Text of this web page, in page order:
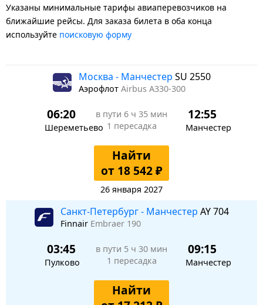
Указаны минимальные тарифы авиаперевозчиков на
ближайшие рейсы. Для заказа билета в оба конца
используйте поисковую форму
Москва - Манчестер SU 2550
Аэрофлот Airbus A330-300
06:20
Шереметьево
в пути 6 ч 35 мин
1 пересадка
12:55
Манчестер
Найти
от 18 542 ₽
26 января 2027
Санкт-Петербург - Манчестер AY 704
Finnair Embraer 190
03:45
Пулково
в пути 5 ч 30 мин
1 пересадка
09:15
Манчестер
Найти